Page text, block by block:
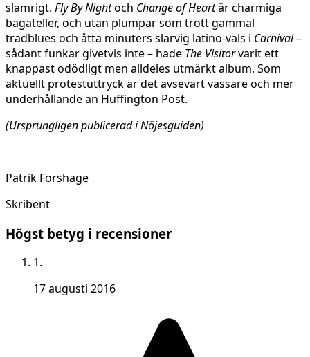
slamrigt. Fly By Nightoch Change of Heartär charmiga
bagateller, och utan plumpar som trött gammal
tradblues och åtta minuters slarvig latino-vals i Carnival–
sådant funkar givetvis inte – hade The Visitorvarit ett
knappast odödligt men alldeles utmärkt album. Som
aktuellt protestuttryck är det avsevärt vassare och mer
underhållande än Huffington Post.
(Ursprungligen publicerad i Nöjesguiden)
Patrik Forshage
Skribent
Högst betyg i recensioner
1.
17 augusti 2016